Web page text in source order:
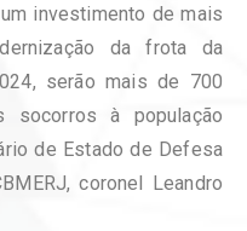
investimento de mais
da frota da
serão mais de 700
socorros à população
de Estado de Defesa
coronel Leandro